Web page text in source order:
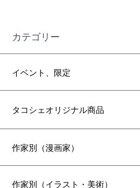
カテゴリー
イベント、限定
タコシェオリジナル商品
作家別（漫画家）
作家別（イラスト・美術）